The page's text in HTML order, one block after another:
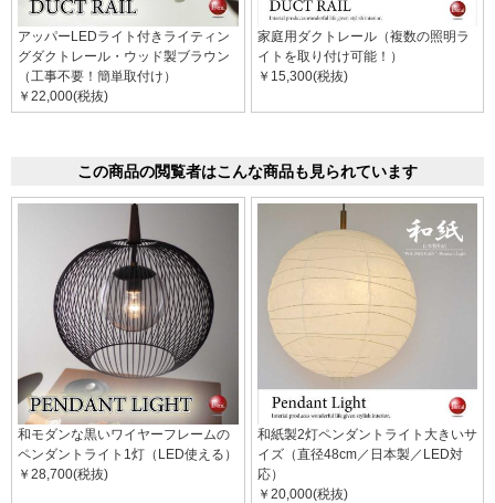
アッパーLEDライト付きライティン
グダクトレール・ウッド製ブラウン
（工事不要！簡単取付け）
￥22,000(税抜)
家庭用ダクトレール（複数の照明ラ
イトを取り付け可能！）
￥15,300(税抜)
この商品の閲覧者はこんな商品も見られています
和モダンな黒いワイヤーフレームの
ペンダントライト1灯（LED使える）
￥28,700(税抜)
和紙製2灯ペンダントライト大きいサ
イズ（直径48cm／日本製／LED対
応）
￥20,000(税抜)